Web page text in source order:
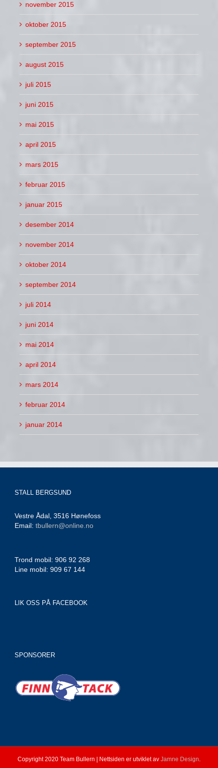
november 2015
oktober 2015
september 2015
august 2015
juli 2015
juni 2015
mai 2015
april 2015
mars 2015
februar 2015
januar 2015
desember 2014
november 2014
oktober 2014
september 2014
juli 2014
juni 2014
mai 2014
april 2014
mars 2014
februar 2014
januar 2014
STALL BERGSUND
Vestre Ådal, 3516 Hønefoss
Email: tbullern@online.no
Trond mobil: 906 92 268
Line mobil: 909 67 144
LIK OSS PÅ FACEBOOK
SPONSORER
Copyright 2020 Team Bullern | Nettsiden er utviklet av Jamne Design.